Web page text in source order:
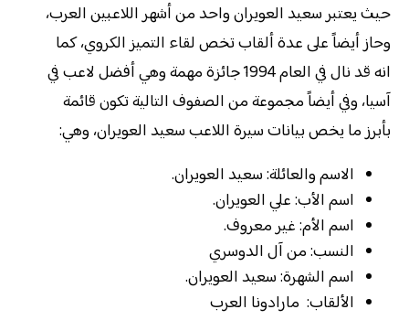
حيث يعتبر سعيد العويران واحد من أشهر اللاعبين العرب،
وحاز أيضاً على عدة ألقاب تخص لقاء التميز الكروي، كما
انه قد نال في العام 1994 جائزة مهمة وهي أفضل لاعب في
آسيا، وفي أيضاً مجموعة من الصفوف التالية تكون قائمة
بأبرز ما يخص بيانات سيرة اللاعب سعيد العويران، وهي:
الاسم والعائلة: سعيد العويران.
اسم الأب: علي العويران.
اسم الأم: غير معروف.
النسب: من آل الدوسري
اسم الشهرة: سعيد العويران.
الألقاب: مارادونا العرب